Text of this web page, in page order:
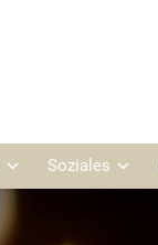
Soziales